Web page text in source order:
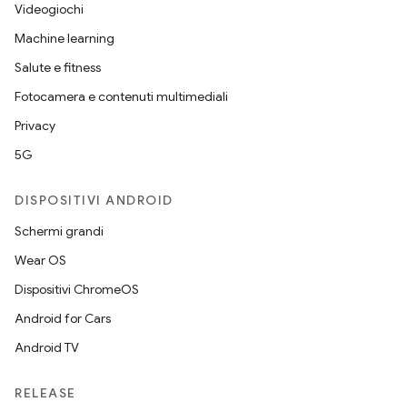
Videogiochi
Machine learning
Salute e fitness
Fotocamera e contenuti multimediali
Privacy
5G
DISPOSITIVI ANDROID
Schermi grandi
Wear OS
Dispositivi ChromeOS
Android for Cars
Android TV
RELEASE